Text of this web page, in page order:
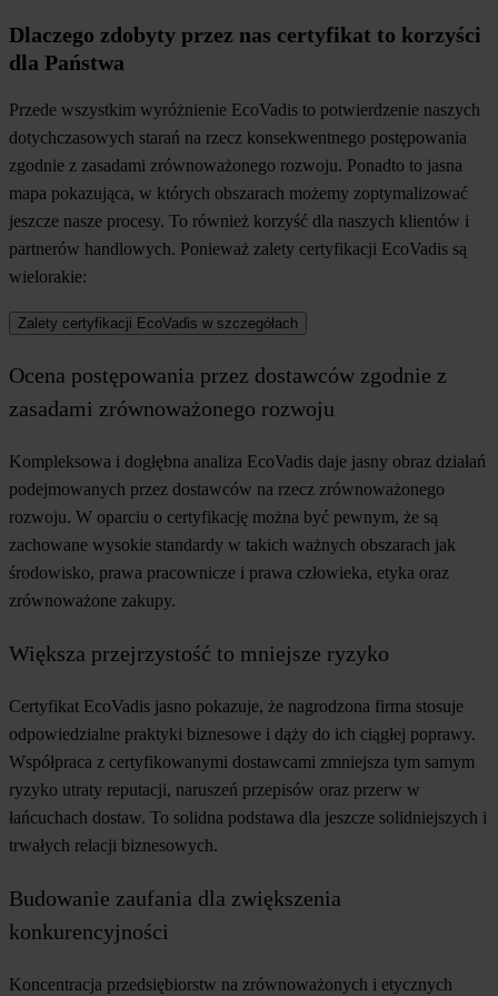
Dlaczego zdobyty przez nas certyfikat to korzyści
dla Państwa
Przede wszystkim wyróżnienie EcoVadis to potwierdzenie naszych
dotychczasowych starań na rzecz konsekwentnego postępowania
zgodnie z zasadami zrównoważonego rozwoju. Ponadto to jasna
mapa pokazująca, w których obszarach możemy zoptymalizować
jeszcze nasze procesy. To również korzyść dla naszych klientów i
partnerów handlowych. Ponieważ zalety certyfikacji EcoVadis są
wielorakie:
Zalety certyfikacji EcoVadis w szczegółach
Ocena postępowania przez dostawców zgodnie z
zasadami zrównoważonego rozwoju
Kompleksowa i dogłębna analiza EcoVadis daje jasny obraz działań
podejmowanych przez dostawców na rzecz zrównoważonego
rozwoju. W oparciu o certyfikację można być pewnym, że są
zachowane wysokie standardy w takich ważnych obszarach jak
środowisko, prawa pracownicze i prawa człowieka, etyka oraz
zrównoważone zakupy.
Większa przejrzystość to mniejsze ryzyko
Certyfikat EcoVadis jasno pokazuje, że nagrodzona firma stosuje
odpowiedzialne praktyki biznesowe i dąży do ich ciągłej poprawy.
Współpraca z certyfikowanymi dostawcami zmniejsza tym samym
ryzyko utraty reputacji, naruszeń przepisów oraz przerw w
łańcuchach dostaw. To solidna podstawa dla jeszcze solidniejszych i
trwałych relacji biznesowych.
Budowanie zaufania dla zwiększenia
konkurencyjności
Koncentracja przedsiębiorstw na zrównoważonych i etycznych